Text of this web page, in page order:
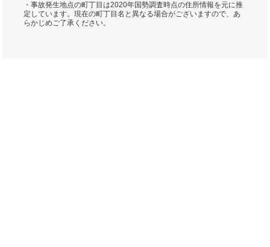
・事故発生地点の町丁目は2020年国勢調査時点の住所情報を元に推
定しています。現在の町丁目名と異なる場合がございますので、あ
らかじめご了承ください。